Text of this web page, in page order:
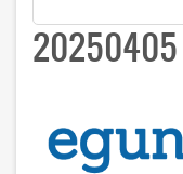
20250405